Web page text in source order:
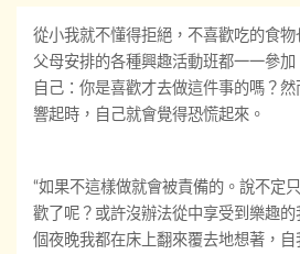
從小我就不懂得拒絕，不喜歡吃的食物
父母安排的各種興趣活動班都一一參
自己：你是喜歡才去做這件事的嗎？
響起時，自己就會覺得恐慌起來。
“如果不這樣做就會被責備的。說不定
歡了呢？或許沒辦法從中享受到樂趣的
個夜晚我都在床上翻來覆去地想著，